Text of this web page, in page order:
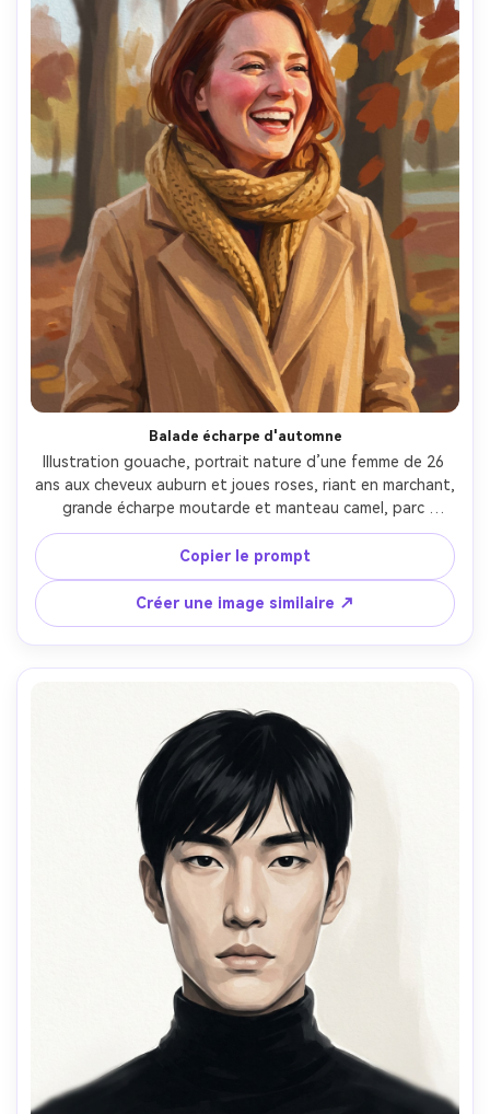
Balade écharpe d'automne
Illustration gouache, portrait nature d’une femme de 26
ans aux cheveux auburn et joues roses, riant en marchant,
grande écharpe moutarde et manteau camel, parc
automnal simplifié en formes d’arbres et feuilles, lumière
du jour froide avec reflets chauds, pigment mat, coups
opaques épais pour le manteau, lavis fins pour le fond,
texture du grain de papier, palette automnale vive,
humeur spontanée et vivante, visage net et expressif,
objectif 85mm, faible profondeur de champ --ar 4:5
Copier le prompt
Créer une image similaire ↗